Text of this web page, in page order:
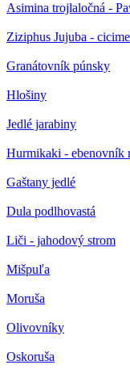
Asimina trojlaločná -
Ziziphus Jujuba -
Granátovník púnsky
Hlošiny
Jedlé jarabiny
Hurmikaki - ebenovník
Gaštany jedlé
Dula podlhovastá
Liči - jahodový strom
Mišpuľa
Moruša
Olivovníky
Oskoruša